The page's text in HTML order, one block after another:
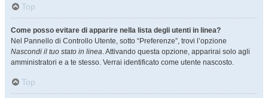
Top
Come posso evitare di apparire nella lista degli utenti in linea?
Nel Pannello di Controllo Utente, sotto “Preferenze”, trovi l’opzione
Nascondi il tuo stato in linea. Attivando questa opzione, apparirai solo agli
amministratori e a te stesso. Verrai identificato come utente nascosto.
Top